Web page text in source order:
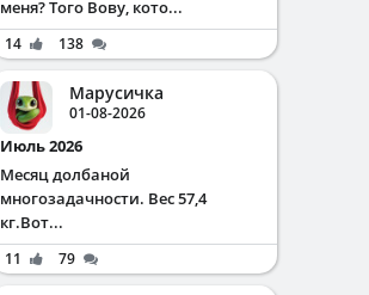
меня? Того Вову, кото...
14 138
Марусичка
01-08-2026
Июль 2026
Месяц долбаной
многозадачности. Вес 57,4
кг.Вот...
11 79